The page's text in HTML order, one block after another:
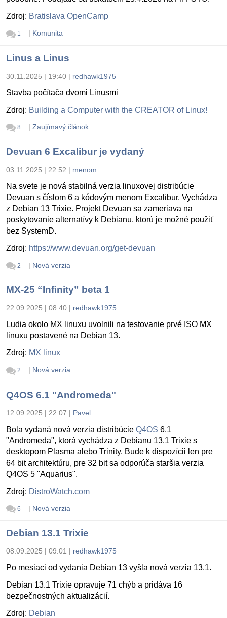
Zdroj: Bratislava OpenCamp
1 | Komunita
Linus a Linus
30.11.2025 | 19:40 | redhawk1975
Stavba počítača dvomi Linusmi
Zdroj: Building a Computer with the CREATOR of Linux!
8 | Zaujímavý článok
Devuan 6 Excalibur je vydaný
03.11.2025 | 22:52 | menom
Na svete je nová stabilná verzia linuxovej distribúcie
Devuan s číslom 6 a kódovým menom Excalibur. Vychádza
z Debian 13 Trixie. Projekt Devuan sa zameriava na
poskytovanie alternatívy k Debianu, ktorú je možné použiť
bez SystemD.
Zdroj: https://www.devuan.org/get-devuan
2 | Nová verzia
MX-25 “Infinity” beta 1
22.09.2025 | 08:40 | redhawk1975
Ludia okolo MX linuxu uvolnili na testovanie prvé ISO MX
linuxu postavené na Debian 13.
Zdroj: MX linux
2 | Nová verzia
Q4OS 6.1 "Andromeda"
12.09.2025 | 22:07 | Pavel
Bola vydaná nová verzia distribúcie Q4OS 6.1
"Andromeda", ktorá vychádza z Debianu 13.1 Trixie s
desktopom Plasma alebo Trinity. Bude k dispozícii len pre
64 bit architektúru, pre 32 bit sa odporúča staršia verzia
Q4OS 5 "Aquarius".
Zdroj: DistroWatch.com
6 | Nová verzia
Debian 13.1 Trixie
08.09.2025 | 09:01 | redhawk1975
Po mesiaci od vydania Debian 13 vyšla nová verzia 13.1.
Debian 13.1 Trixie opravuje 71 chýb a pridáva 16
bezpečnostných aktualizácií.
Zdroj: Debian